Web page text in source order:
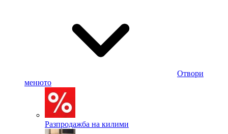
Отвори
менюто
Разпродажба на килими